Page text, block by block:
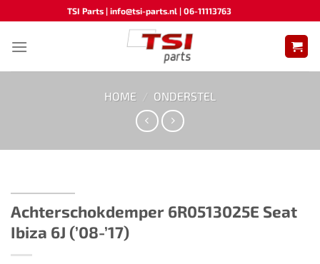
naar
inhoud
TSI Parts | info@tsi-parts.nl | 06-11113763
HOME / ONDERSTEL
Achterschokdemper 6R0513025E Seat
Ibiza 6J (’08-’17)